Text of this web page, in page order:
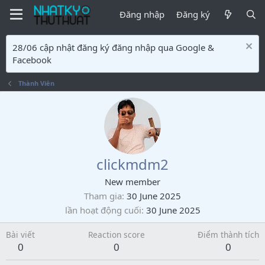
Đăng nhập Đăng ký
28/06 cập nhật đăng ký đăng nhập qua Google &
Facebook
Thành Viên
clickmdm2
New member
Tham gia 30 June 2025
lần hoạt động cuối 30 June 2025
Bài viết
0
Reaction score
0
Điểm thành tích
0